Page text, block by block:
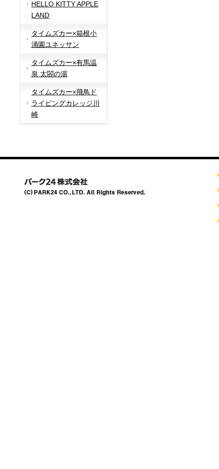
HELLO KITTY APPLE
LAND
タイムズカー×箱根小
涌園ユネッサン
タイムズカー×有馬温
泉 太閤の湯
タイムズカー×飛鳥ド
ライビングカレッジ川
崎